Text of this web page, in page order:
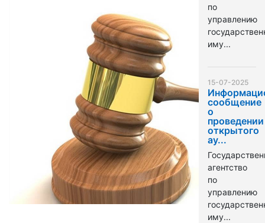
по
управлению
иму...
15-07-2025
сообщение
о
проведении
открытого
ау...
агентство
по
управлению
иму...